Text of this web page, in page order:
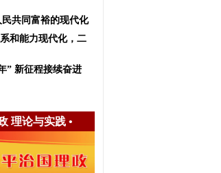
共同富裕的现代化
和能力现代化，二
” 新征程接续奋进
理论与实践•